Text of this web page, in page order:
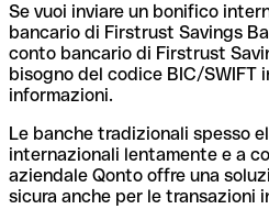
Se vuoi inviare un bonifico
bancario di Firstrust Savings
conto bancario di Firstrust
bisogno del codice BIC/SWIFT
informazioni.
Le banche tradizionali spesso
internazionali lentamente e a
aziendale Qonto offre una
sicura anche per le transazioni